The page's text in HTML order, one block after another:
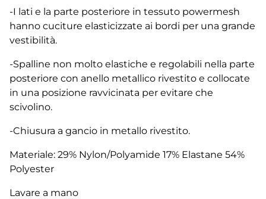
-I lati e la parte posteriore in tessuto powermesh
hanno cuciture elasticizzate ai bordi per una grande
vestibilità.
-Spalline non molto elastiche e regolabili nella parte
posteriore con anello metallico rivestito e collocate
in una posizione ravvicinata per evitare che
scivolino.
-Chiusura a gancio in metallo rivestito.
Materiale: 29% Nylon/Polyamide 17% Elastane 54%
Polyester
Lavare a mano